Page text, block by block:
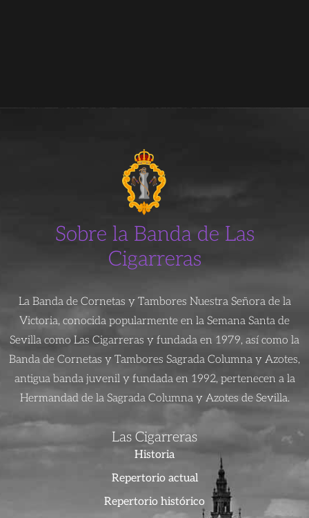
Sobre la Banda de Las
Cigarreras
La Banda de Cornetas y Tambores Nuestra Señora de la
Victoria, conocida popularmente en la Semana Santa de
Sevilla como Las Cigarreras y fundada en 1979, así como la
Banda de Cornetas y Tambores Sagrada Columna y Azotes,
antigua banda juvenil y fundada en 1992, pertenecen a la
Hermandad de la Sagrada Columna y Azotes de Sevilla.
Las Cigarreras
Historia
Repertorio actual
Repertorio histórico